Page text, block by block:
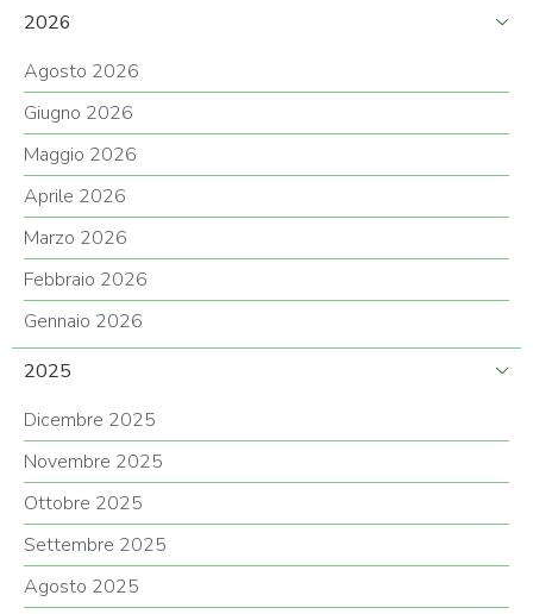
2026
Agosto 2026
Giugno 2026
Maggio 2026
Aprile 2026
Marzo 2026
Febbraio 2026
Gennaio 2026
2025
Dicembre 2025
Novembre 2025
Ottobre 2025
Settembre 2025
Agosto 2025